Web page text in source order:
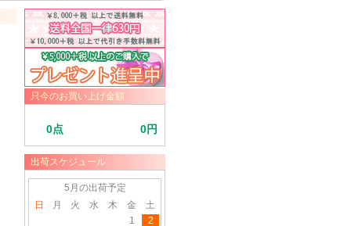
只今のお買い上げ金額
0点 0円
出荷スケジュール
5月の出荷予定
日
月 火 水 木 金
土
1
2